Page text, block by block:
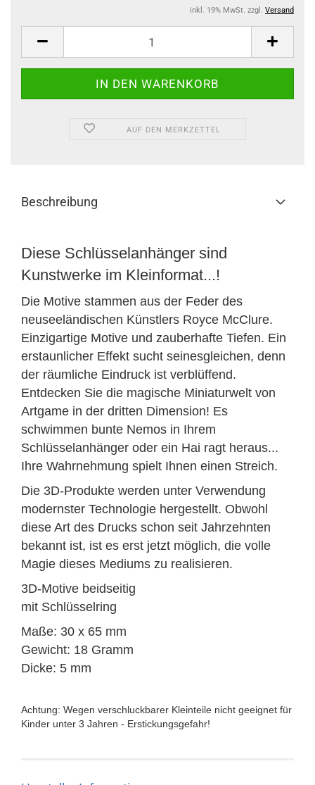
inkl. 19% MwSt. zzgl. Versand
AUF DEN MERKZETTEL
Beschreibung
Diese Schlüsselanhänger sind
Kunstwerke im Kleinformat...!
Die Motive stammen aus der Feder des
neuseeländischen Künstlers Royce McClure.
Einzigartige Motive und zauberhafte Tiefen. Ein
erstaunlicher Effekt sucht seinesgleichen, denn
der räumliche Eindruck ist verblüffend.
Entdecken Sie die magische Miniaturwelt von
Artgame in der dritten Dimension! Es
schwimmen bunte Nemos in Ihrem
Schlüsselanhänger oder ein Hai ragt heraus...
Ihre Wahrnehmung spielt Ihnen einen Streich.
Die 3D-Produkte werden unter Verwendung
modernster Technologie hergestellt. Obwohl
diese Art des Drucks schon seit Jahrzehnten
bekannt ist, ist es erst jetzt möglich, die volle
Magie dieses Mediums zu realisieren.
3D-Motive beidseitig
mit Schlüsselring
Maße: 30 x 65 mm
Gewicht: 18 Gramm
Dicke: 5 mm
Achtung: Wegen verschluckbarer Kleinteile nicht geeignet für
Kinder unter 3 Jahren - Erstickungsgefahr!